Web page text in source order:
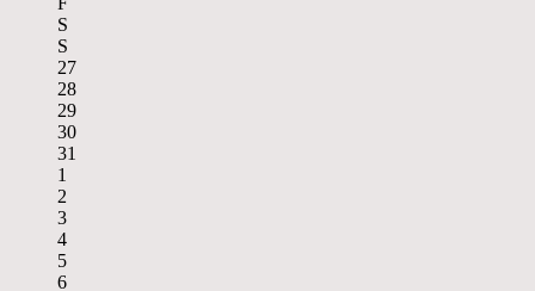
S
S
27
28
29
30
31
1
2
3
4
5
6